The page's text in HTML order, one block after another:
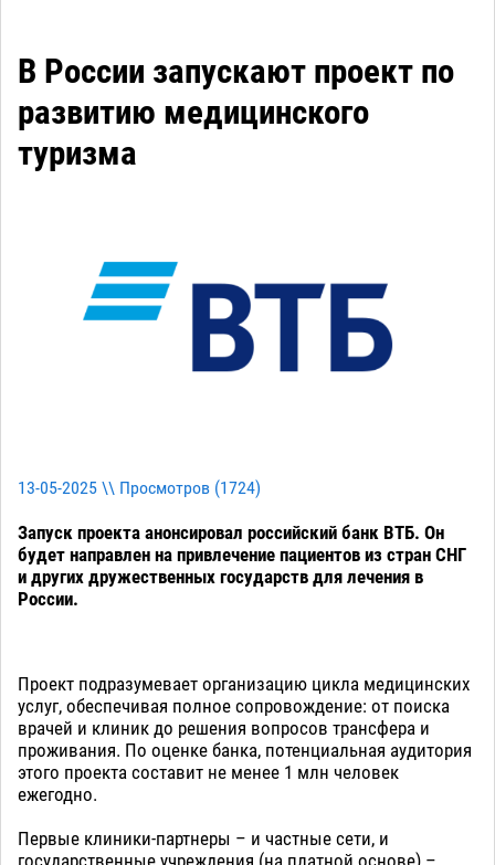
В России запускают проект по
развитию медицинского
туризма
13-05-2025 \\ Просмотров (1724)
Запуск проекта анонсировал российский банк ВТБ. Он
будет направлен на привлечение пациентов из стран СНГ
и других дружественных государств для лечения в
России.
Проект подразумевает организацию цикла медицинских
услуг, обеспечивая полное сопровождение: от поиска
врачей и клиник до решения вопросов трансфера и
проживания. По оценке банка, потенциальная аудитория
этого проекта составит не менее 1 млн человек
ежегодно.
Первые клиники-партнеры – и частные сети, и